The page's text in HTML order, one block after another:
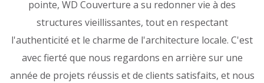
pointe, WD Couverture a su redonner vie à des
structures vieillissantes, tout en respectant
l'authenticité et le charme de l'architecture locale. C'est
avec fierté que nous regardons en arrière sur une
année de projets réussis et de clients satisfaits, et nous